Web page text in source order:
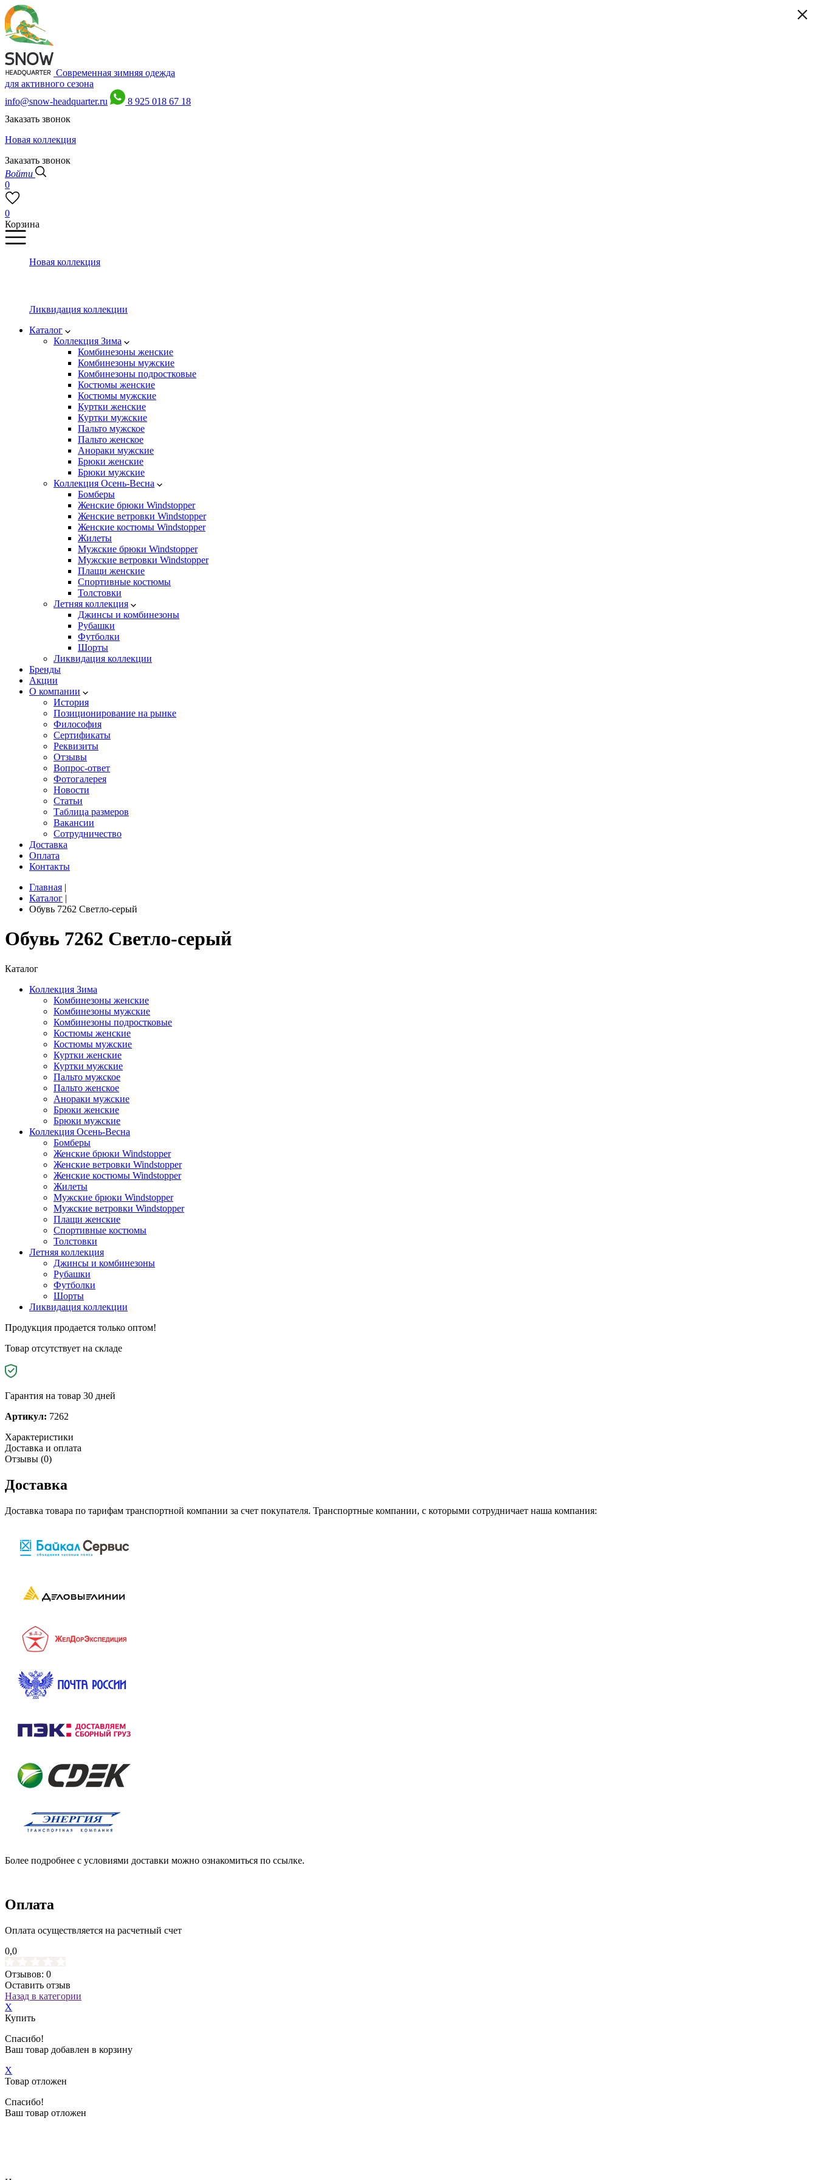
Современная зимняя одежда
для активного сезона
info@snow-headquarter.ru
8 925 018 67 18
Заказать звонок
Новая коллекция
Заказать звонок
Войти
0
0
Корзина
Новая коллекция
Ликвидация коллекции
Каталог
Коллекция Зима
Комбинезоны женские
Комбинезоны мужские
Комбинезоны подростковые
Костюмы женские
Костюмы мужские
Куртки женские
Куртки мужские
Пальто мужское
Пальто женское
Анораки мужские
Брюки женские
Брюки мужские
Коллекция Осень-Весна
Бомберы
Женские брюки Windstopper
Женские ветровки Windstopper
Женские костюмы Windstopper
Жилеты
Мужские брюки Windstopper
Мужские ветровки Windstopper
Плащи женские
Спортивные костюмы
Толстовки
Летняя коллекция
Джинсы и комбинезоны
Рубашки
Футболки
Шорты
Ликвидация коллекции
Бренды
Акции
О компании
История
Позиционирование на рынке
Философия
Сертификаты
Реквизиты
Отзывы
Вопрос-ответ
Фотогалерея
Новости
Статьи
Таблица размеров
Вакансии
Сотрудничество
Доставка
Оплата
Контакты
Главная |
Каталог |
Обувь 7262 Светло-серый
Обувь 7262 Светло-серый
Каталог
Коллекция Зима
Комбинезоны женские
Комбинезоны мужские
Комбинезоны подростковые
Костюмы женские
Костюмы мужские
Куртки женские
Куртки мужские
Пальто мужское
Пальто женское
Анораки мужские
Брюки женские
Брюки мужские
Коллекция Осень-Весна
Бомберы
Женские брюки Windstopper
Женские ветровки Windstopper
Женские костюмы Windstopper
Жилеты
Мужские брюки Windstopper
Мужские ветровки Windstopper
Плащи женские
Спортивные костюмы
Толстовки
Летняя коллекция
Джинсы и комбинезоны
Рубашки
Футболки
Шорты
Ликвидация коллекции
Продукция продается только оптом!
Товар отсутствует на складе
Гарантия на товар 30 дней
Артикул: 7262
Характеристики
Доставка и оплата
Отзывы (0)
Доставка
Доставка товара по тарифам транспортной компании за счет покупателя. Транспортные компании, с которыми сотрудничает наша компания:
Более подробнее с условиями доставки можно ознакомиться по ссылке.
Оплата
Оплата осуществляется на расчетный счет
0,0
Отзывов: 0
Оставить отзыв
Назад в категории
X
Купить
Спасибо!
Ваш товар добавлен в корзину
X
Товар отложен
Спасибо!
Ваш товар отложен